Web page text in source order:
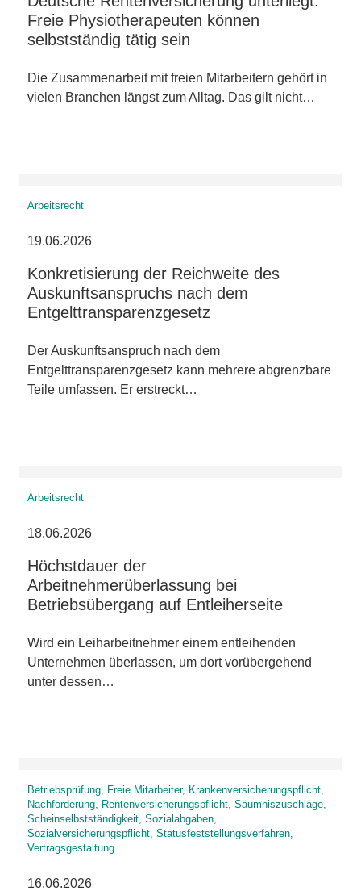
Freie Physiotherapeuten können
selbstständig tätig sein
Die Zusammenarbeit mit freien Mitarbeitern gehört in
vielen Branchen längst zum Alltag. Das gilt nicht…
Arbeitsrecht
19.06.2026
Konkretisierung der Reichweite des
Auskunftsanspruchs nach dem
Entgelttransparenzgesetz
Der Auskunftsanspruch nach dem
Entgelttransparenzgesetz kann mehrere abgrenzbare
Teile umfassen. Er erstreckt…
Arbeitsrecht
18.06.2026
Höchstdauer der
Arbeitnehmerüberlassung bei
Betriebsübergang auf Entleiherseite
Wird ein Leiharbeitnehmer einem entleihenden
Unternehmen überlassen, um dort vorübergehend
unter dessen…
Betriebsprüfung, Freie Mitarbeiter, Krankenversicherungspflicht,
Nachforderung, Rentenversicherungspflicht, Säumniszuschläge,
Scheinselbstständigkeit, Sozialabgaben,
Sozialversicherungspflicht, Statusfeststellungsverfahren,
Vertragsgestaltung
16.06.2026